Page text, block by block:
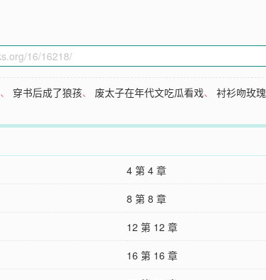
、 穿书后成了狼孩、 废太子在年代文吃瓜看戏、衬衫吻玫瑰
4 第 4 章
8 第 8 章
12 第 12 章
16 第 16 章